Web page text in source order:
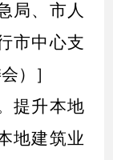
局、市人
市中心支
）］
提升本地
地建筑业